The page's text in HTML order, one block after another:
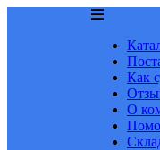
Как
О